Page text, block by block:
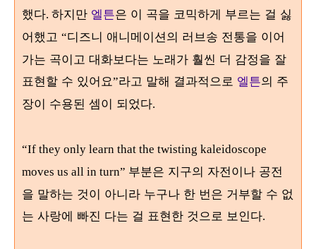
했다. 하지만 엘튼은 이 곡을 코믹하게 부르는 걸 싫
어했고 “디즈니 애니메이션의 러브송 전통을 이어
가는 곡이고 대화보다는 노래가 훨씬 더 감정을 잘
표현할 수 있어요”라고 말해 결과적으로 엘튼의 주
장이 수용된 셈이 되었다.
“If they only learn that the twisting kaleidoscope
moves us all in turn” 부분은 지구의 자전이나 공전
을 말하는 것이 아니라 누구나 한 번은 거부할 수 없
는 사랑에 빠진 다는 걸 표현한 것으로 보인다.